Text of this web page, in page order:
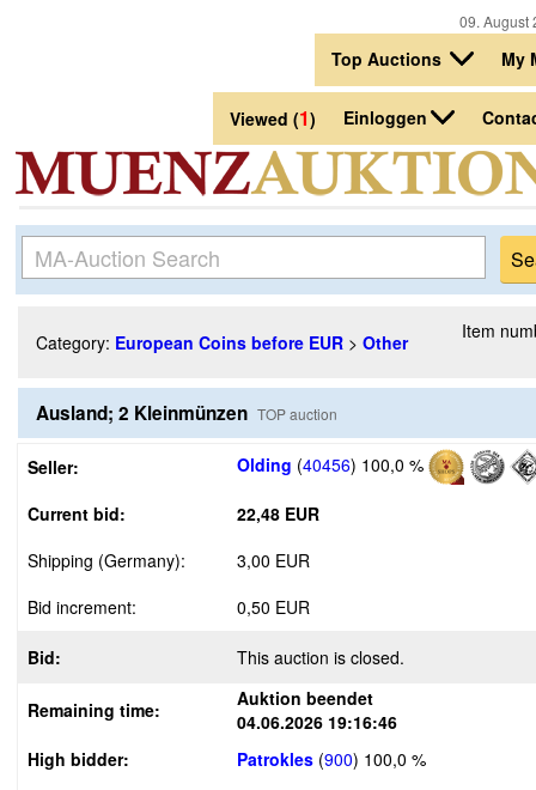
09.
Top Auctions My
Viewed (1) Einloggen
Category: European Coins before EUR > Other Item
Ausland; 2 Kleinmünzen TOP auction
Seller: Olding (40456) 100,0 %
Current bid:
22,48 EUR
Shipping (Germany):
3,00 EUR
Bid increment:
0,50 EUR
Bid: This auction is closed.
Remaining time:
Auktion beendet
04.06.2026 19:16:46
High bidder:
Patrokles (900) 100,0 %